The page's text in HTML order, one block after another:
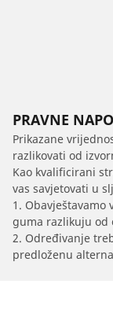
PRAVNE
Prikazane
razlikovati od
Kao kvalificirani
vas savjetovati u
1. Obavještavamo
guma razlikuju
2. Određivanje
predloženu